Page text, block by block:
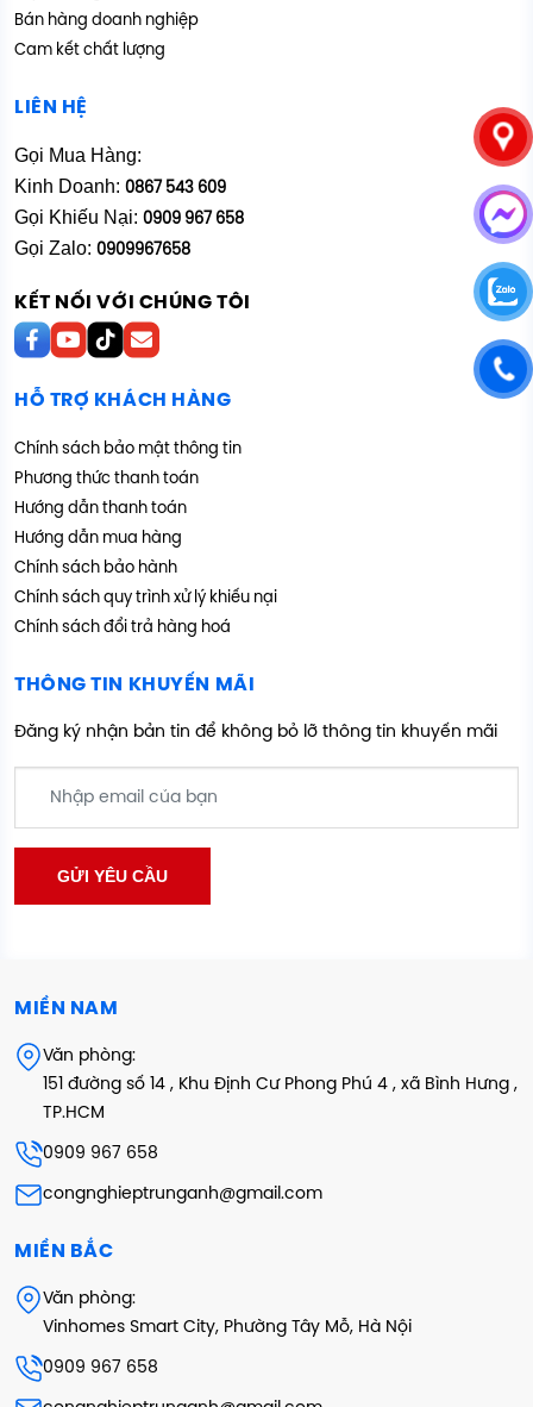
Bán hàng doanh nghiệp
Cam kết chất lượng
LIÊN HỆ
Gọi Mua Hàng:
Kinh Doanh: 0867 543 609
Gọi Khiếu Nại: 0909 967 658
Gọi Zalo: 0909967658
KẾT NỐI VỚI CHÚNG TÔI
HỖ TRỢ KHÁCH HÀNG
Chính sách bảo mật thông tin
Phương thức thanh toán
Hướng dẫn thanh toán
Hướng dẫn mua hàng
Chính sách bảo hành
Chính sách quy trình xử lý khiếu nại
Chính sách đổi trả hàng hoá
THÔNG TIN KHUYẾN MÃI
Đăng ký nhận bản tin để không bỏ lỡ thông tin khuyến mãi
MIỀN NAM
Văn phòng:
151 đường số 14 , Khu Định Cư Phong Phú 4 , xã Bình Hưng ,
TP.HCM
0909 967 658
congnghieptrunganh@gmail.com
MIỀN BẮC
Văn phòng:
Vinhomes Smart City, Phường Tây Mỗ, Hà Nội
0909 967 658